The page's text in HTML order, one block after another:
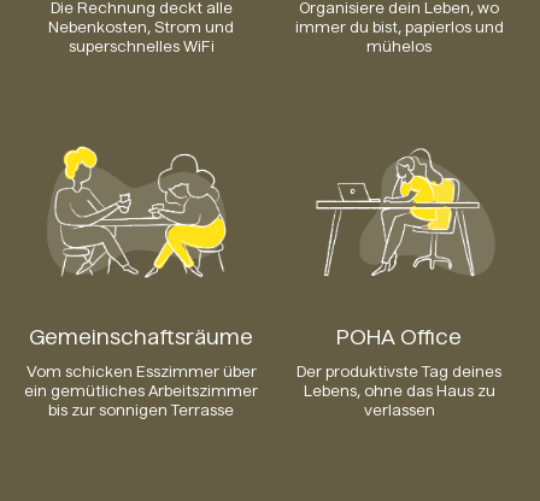
Die Rechnung deckt alle
Nebenkosten, Strom und
superschnelles WiFi
Organisiere dein Leben, wo
immer du bist, papierlos und
mühelos
Gemeinschaftsräume
Vom schicken Esszimmer über
ein gemütliches Arbeitszimmer
bis zur sonnigen Terrasse
POHA Office
Der produktivste Tag deines
Lebens, ohne das Haus zu
verlassen